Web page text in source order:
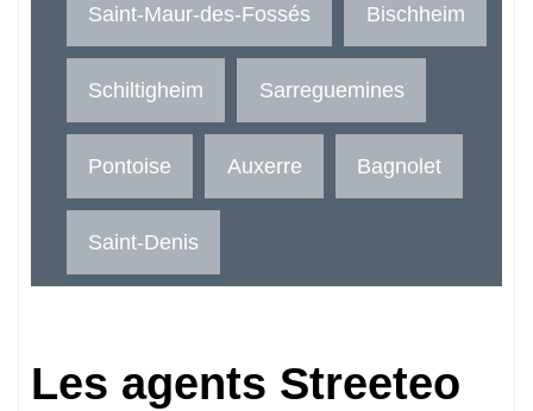
Saint-Maur-des-Fossés Bischheim
Schiltigheim Sarreguemines
Pontoise Auxerre Bagnolet
Saint-Denis
Les agents Streeteo